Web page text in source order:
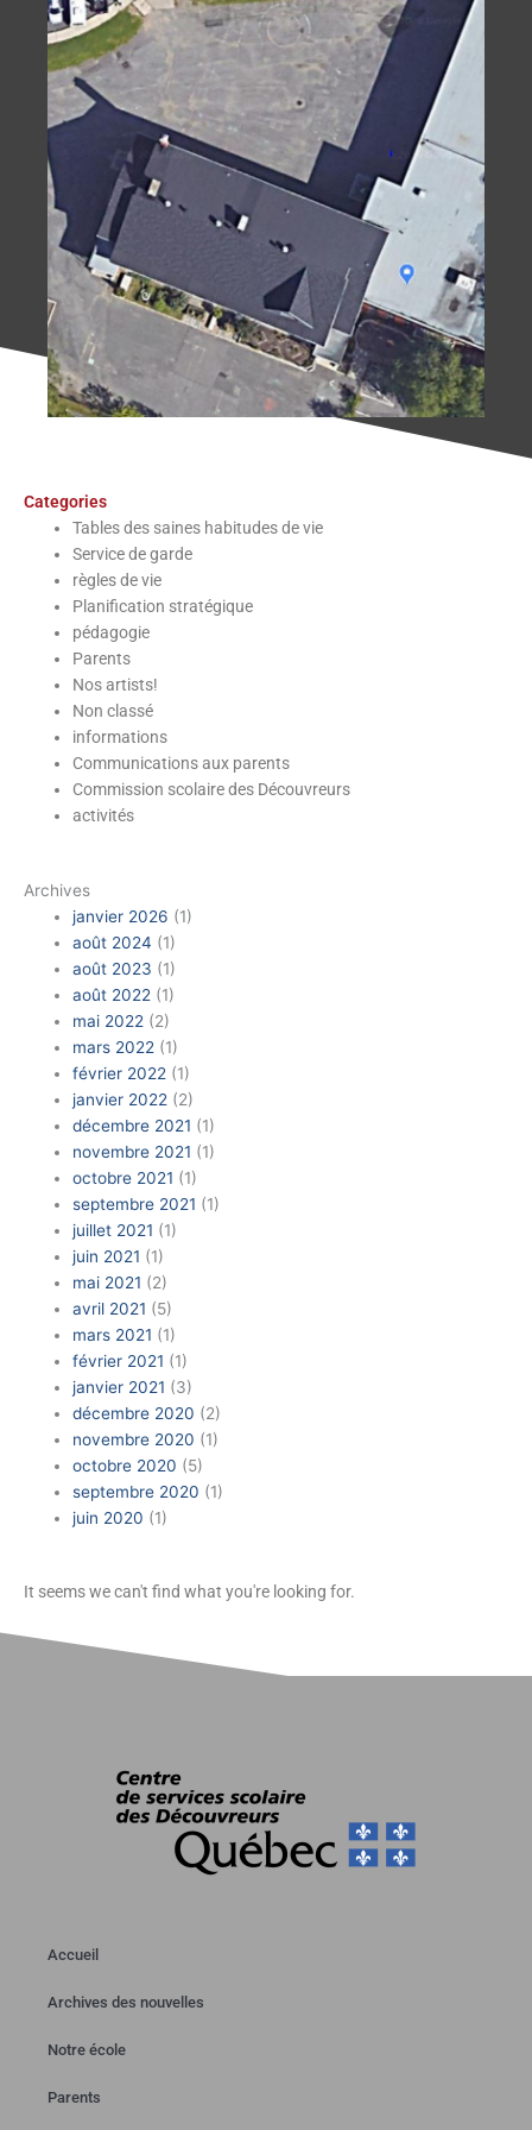
École Marguerite-
D'Youville
Categories
Tables des saines habitudes de vie
Service de garde
règles de vie
Planification stratégique
pédagogie
Parents
Nos artists!
Non classé
informations
Communications aux parents
Commission scolaire des Découvreurs
activités
Archives
janvier 2026 (1)
août 2024 (1)
août 2023 (1)
août 2022 (1)
mai 2022 (2)
mars 2022 (1)
février 2022 (1)
janvier 2022 (2)
décembre 2021 (1)
novembre 2021 (1)
octobre 2021 (1)
septembre 2021 (1)
juillet 2021 (1)
juin 2021 (1)
mai 2021 (2)
avril 2021 (5)
mars 2021 (1)
février 2021 (1)
janvier 2021 (3)
décembre 2020 (2)
novembre 2020 (1)
octobre 2020 (5)
septembre 2020 (1)
juin 2020 (1)
It seems we can't find what you're looking for.
Accueil
Archives des nouvelles
Notre école
Parents